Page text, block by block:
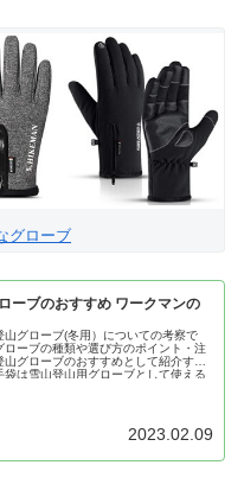
グローブ
ーブのおすすめ ワークマンの
山グローブ(冬用）についての考察で
ローブの種類や選び方のポイント・注
山グローブのおすすめとして紹介する
袋は雪山登山用グローブとして使える
2023.02.09